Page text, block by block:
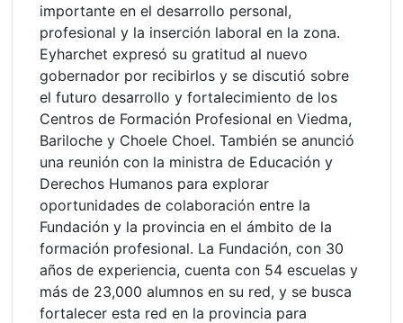
importante en el desarrollo personal,
profesional y la inserción laboral en la zona.
Eyharchet expresó su gratitud al nuevo
gobernador por recibirlos y se discutió sobre
el futuro desarrollo y fortalecimiento de los
Centros de Formación Profesional en Viedma,
Bariloche y Choele Choel. También se anunció
una reunión con la ministra de Educación y
Derechos Humanos para explorar
oportunidades de colaboración entre la
Fundación y la provincia en el ámbito de la
formación profesional. La Fundación, con 30
años de experiencia, cuenta con 54 escuelas y
más de 23,000 alumnos en su red, y se busca
fortalecer esta red en la provincia para